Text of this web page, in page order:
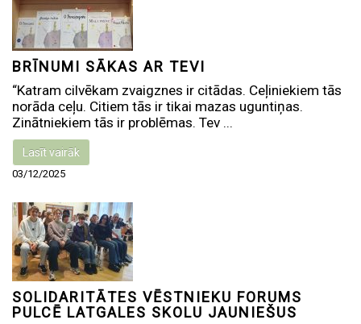
BRĪNUMI SĀKAS AR TEVI
“Katram cilvēkam zvaigznes ir citādas. Ceļiniekiem tās
norāda ceļu. Citiem tās ir tikai mazas uguntiņas.
Zinātniekiem tās ir problēmas. Tev ...
Lasīt vairāk
03/12/2025
SOLIDARITĀTES VĒSTNIEKU FORUMS
PULCĒ LATGALES SKOLU JAUNIEŠUS